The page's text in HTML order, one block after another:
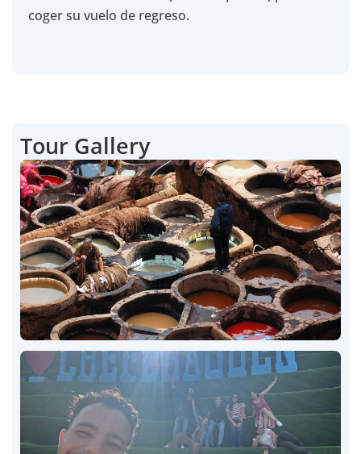
coger su vuelo de regreso.
Tour Gallery